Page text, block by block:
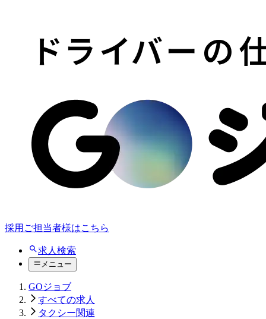
採用ご担当者様はこちら
求人検索
メニュー
GOジョブ
すべての求人
タクシー関連